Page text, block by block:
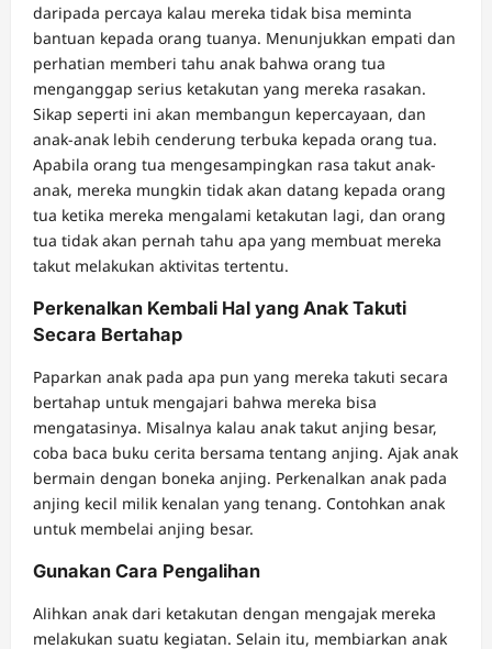
daripada percaya kalau mereka tidak bisa meminta
bantuan kepada orang tuanya. Menunjukkan empati dan
perhatian memberi tahu anak bahwa orang tua
menganggap serius ketakutan yang mereka rasakan.
Sikap seperti ini akan membangun kepercayaan, dan
anak-anak lebih cenderung terbuka kepada orang tua.
Apabila orang tua mengesampingkan rasa takut anak-
anak, mereka mungkin tidak akan datang kepada orang
tua ketika mereka mengalami ketakutan lagi, dan orang
tua tidak akan pernah tahu apa yang membuat mereka
takut melakukan aktivitas tertentu.
Perkenalkan Kembali Hal yang Anak Takuti
Secara Bertahap
Paparkan anak pada apa pun yang mereka takuti secara
bertahap untuk mengajari bahwa mereka bisa
mengatasinya. Misalnya kalau anak takut anjing besar,
coba baca buku cerita bersama tentang anjing. Ajak anak
bermain dengan boneka anjing. Perkenalkan anak pada
anjing kecil milik kenalan yang tenang. Contohkan anak
untuk membelai anjing besar.
Gunakan Cara Pengalihan
Alihkan anak dari ketakutan dengan mengajak mereka
melakukan suatu kegiatan. Selain itu, membiarkan anak